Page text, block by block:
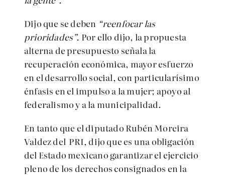
Dijo que se deben “reenfocar las
prioridades”. Por ello dijo, la propuesta
alterna de presupuesto señala la
recuperación económica, mayor esfuerzo
en el desarrollo social, con particularísimo
énfasis en el impulso a la mujer; apoyo al
federalismo y a la municipalidad.
En tanto que el diputado Rubén Moreira
Valdez del PRI, dijo que es una obligación
del Estado mexicano garantizar el ejercicio
pleno de los derechos consignados en la